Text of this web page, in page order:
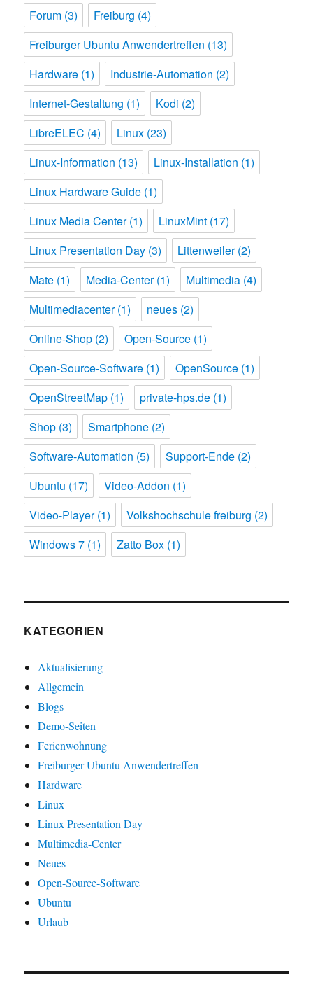
Forum (3) Freiburg (4)
Freiburger Ubuntu Anwendertreffen (13)
Hardware (1) Industrie-Automation (2)
Internet-Gestaltung (1) Kodi (2)
LibreELEC (4) Linux (23)
Linux-Information (13) Linux-Installation (1)
Linux Hardware Guide (1)
Linux Media Center(1) LinuxMint (17)
Linux Presentation Day (3) Littenweiler(2)
Mate (1) Media-Center(1) Multimedia (4)
Multimediacenter(1) neues (2)
Online-Shop (2) Open-Source (1)
Open-Source-Software (1) OpenSource (1)
OpenStreetMap (1) private-hps.de (1)
Shop (3) Smartphone (2)
Software-Automation (5) Support-Ende (2)
Ubuntu (17) Video-Addon (1)
Video-Player(1) Volkshochschule freiburg (2)
Windows 7 (1) Zatto Box (1)
KATEGORIEN
Aktualisierung
Allgemein
Blogs
Demo-Seiten
Ferienwohnung
Freiburger Ubuntu Anwendertreffen
Hardware
Linux
Linux Presentation Day
Multimedia-Center
Neues
Open-Source-Software
Ubuntu
Urlaub